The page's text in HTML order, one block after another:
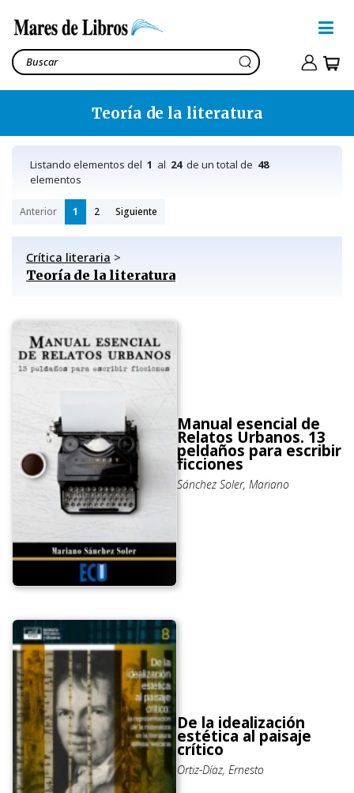
Teoría de la literatura
Listando elementos del 1 al 24de un total de 48
elementos
Anterior 1 2 Siguiente
Crítica literaria >
Teoría de la literatura
Manual esencial de
Relatos Urbanos. 13
peldaños para escribir
ficciones
Sánchez Soler, Mariano
De la idealización
estética al paisaje
crítico
Ortiz-Díaz, Ernesto